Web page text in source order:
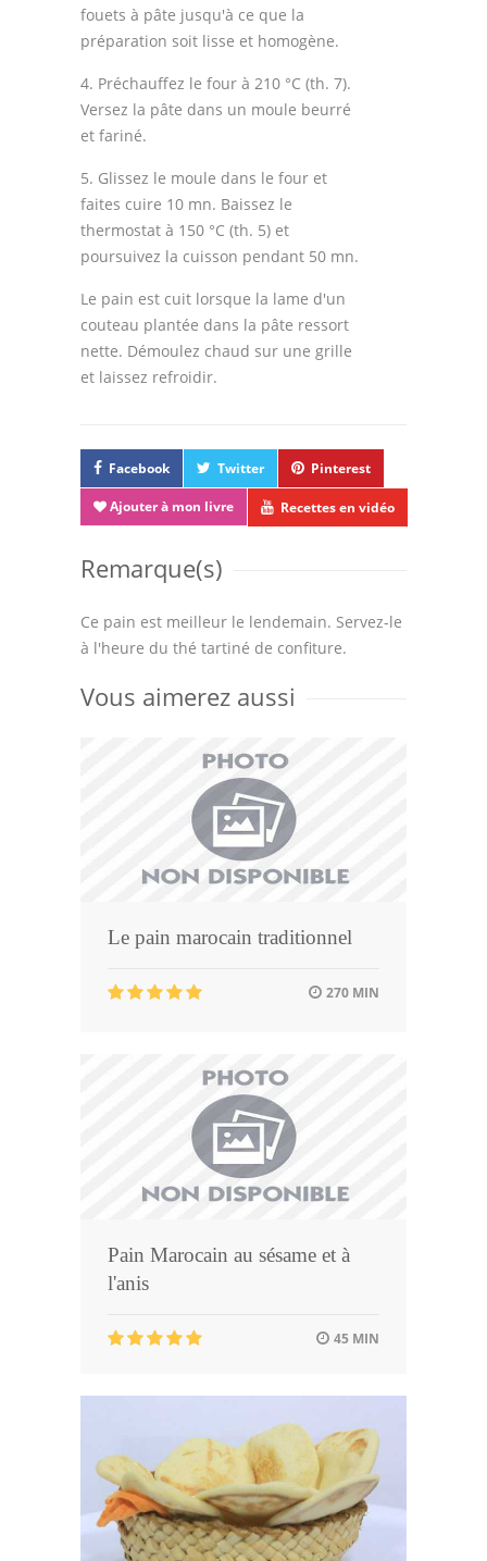
fouets à pâte jusqu'à ce que la
préparation soit lisse et homogène.
4. Préchauffez le four à 210 °C (th. 7).
Versez la pâte dans un moule beurré
et fariné.
5. Glissez le moule dans le four et
faites cuire 10 mn. Baissez le
thermostat à 150 °C (th. 5) et
poursuivez la cuisson pendant 50 mn.
Le pain est cuit lorsque la lame d'un
couteau plantée dans la pâte ressort
nette. Démoulez chaud sur une grille
et laissez refroidir.
Facebook Twitter Pinterest
Ajouter à mon livre Recettes en vidéo
Remarque(s)
Ce pain est meilleur le lendemain. Servez-le
à l'heure du thé tartiné de confiture.
Vous aimerez aussi
Le pain marocain traditionnel
270 MIN
Pain Marocain au sésame et à
l'anis
45 MIN